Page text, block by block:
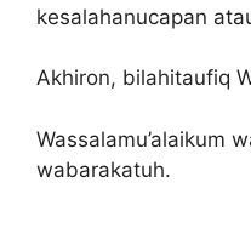
kesalahanucapan
Akhiron, bilahitaufiq
Wassalamu’alaikum
wabarakatuh.